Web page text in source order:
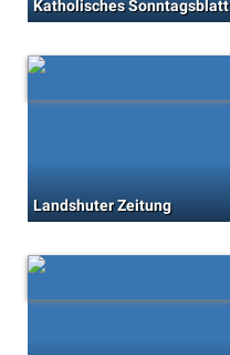
Katholisches Sonntagsblatt
Landshuter Zeitung